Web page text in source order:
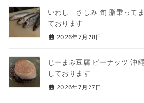
いわし さしみ 旬 脂乗って
ております
2026年7月28日
じーまみ豆腐 ピーナッツ 沖
しております
2026年7月27日